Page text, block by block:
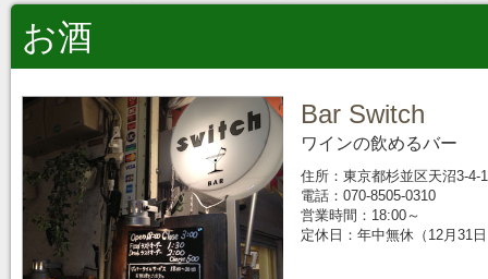
お酒
Bar Switch
ワインの飲めるバー
住所：東京都杉並区天沼3-4-
電話：070-8505-0310
営業時間：18:00～
定休日：年中無休（12月31